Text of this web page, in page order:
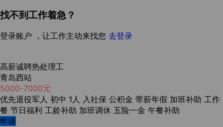
找不到工作着急？
登录账户 ，让工作主动来找您 去登录
高薪诚聘热处理工
青岛西站
5000-7000元
优先退役军人 初中 1人 入社保 公积金 带薪年假 加班补助 工作
餐 节日福利 工龄补助 加班调休 五险一金 午餐补助
申请